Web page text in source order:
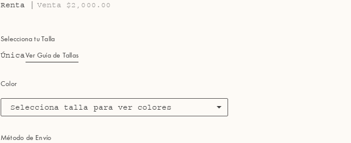
Renta | Venta $2,000.00
Selecciona tu Talla
ÚnicaVer Guía de Tallas
Color
Selecciona talla para ver colores
Método de Envío